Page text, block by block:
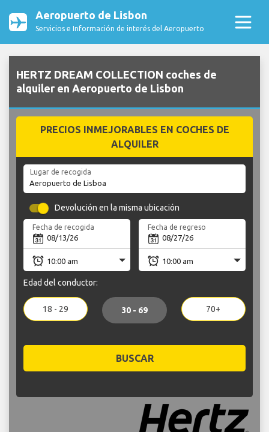
Aeropuerto de Lisbon
Servicios e Información de interés del Aeropuerto
HERTZ DREAM COLLECTION coches de
alquiler en Aeropuerto de Lisbon
PRECIOS INMEJORABLES EN COCHES DE
ALQUILER
Lugar de recogida
Devolución en la misma ubicación
Fecha de recogida Fecha de regreso
Edad del conductor:
18 - 29 30 - 69 70+
BUSCAR